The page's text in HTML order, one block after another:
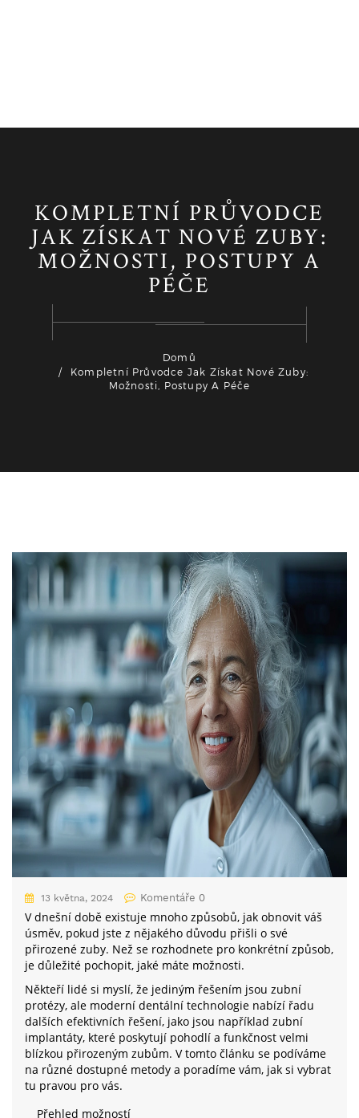
KOMPLETNÍ PRŮVODCE
JAK ZÍSKAT NOVÉ ZUBY:
MOŽNOSTI, POSTUPY A
PÉČE
Domů
Kompletní Průvodce Jak Získat Nové Zuby:
Možnosti, Postupy A Péče
Zdraví a wellness
13 května, 2024 Komentáře 0
V dnešní době existuje mnoho způsobů, jak obnovit váš
úsměv, pokud jste z nějakého důvodu přišli o své
přirozené zuby. Než se rozhodnete pro konkrétní způsob,
je důležité pochopit, jaké máte možnosti.
Někteří lidé si myslí, že jediným řešením jsou zubní
protézy, ale moderní dentální technologie nabízí řadu
dalších efektivních řešení, jako jsou například zubní
implantáty, které poskytují pohodlí a funkčnost velmi
blízkou přirozeným zubům. V tomto článku se podíváme
na různé dostupné metody a poradíme vám, jak si vybrat
tu pravou pro vás.
Přehled možností